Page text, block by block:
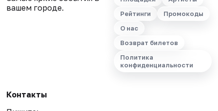
вашем городе.
Рейтинги
Промокоды
О нас
Возврат билетов
Политика
конфиденциальности
Контакты